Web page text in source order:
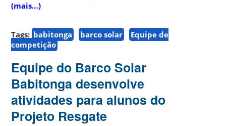
(mais…)
Tags: babitonga barco solar
Equipe de
competição
Equipe do Barco Solar
Babitonga desenvolve
atividades para alunos do
Projeto Resgate